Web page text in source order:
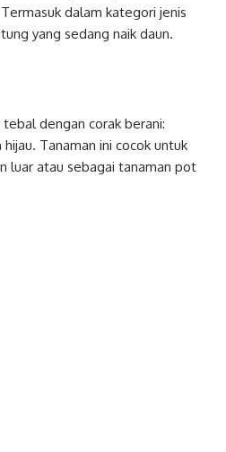
dalam kategori jenis
yang sedang naik daun.
dengan corak berani:
Tanaman ini cocok untuk
luar atau sebagai tanaman pot